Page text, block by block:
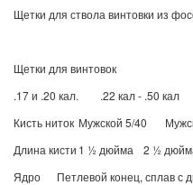
Щетки для ствола винтовки из
Щетки для винтовок
.17 и .20 кал.
.22 кал - .50 кал
Кисть ниток Мужской 5/40
Длина кисти 1 ½ дюйма
2 ½
Ядро
Петлевой конец, сплав с